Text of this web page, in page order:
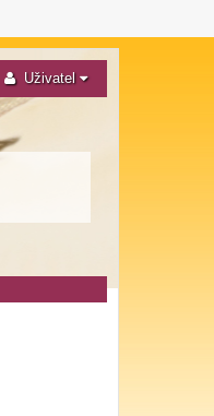
Uživatel